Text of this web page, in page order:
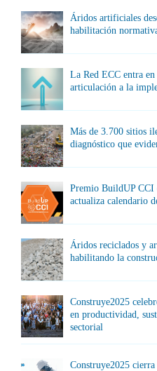
Áridos artificiales
habilitación
La Red ECC entra en
articulación a la
Más de 3.700 sitios
diagnóstico que
Premio BuildUP CCI
actualiza calendario
Áridos reciclados y
habilitando la
Construye2025
en productividad,
sectorial
Construye2025